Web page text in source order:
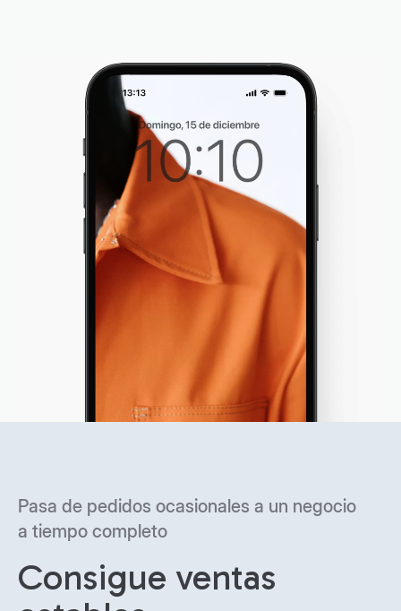
Personaliza la plataforma según tus
necesidades crecientes
Escala a largo plazo